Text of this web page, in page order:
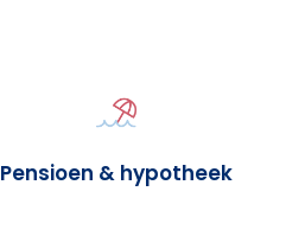
Pensioen & hypotheek